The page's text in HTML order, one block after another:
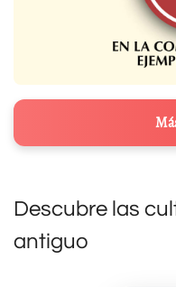
Descubre las
antiguo